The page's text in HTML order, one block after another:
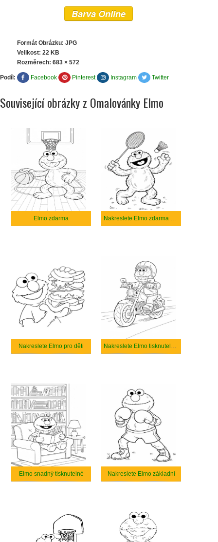
Barva Online
Formát Obrázku: JPG
Velikost: 22 KB
Rozměrech: 683 × 572
Podíl: Facebook Pinterest Instagram Twitter
Související obrázky z Omalovánky Elmo
Elmo zdarma Nakreslete Elmo zdarma snadný
Nakreslete Elmo pro děti Nakreslete Elmo tisknutelné pro děti
Elmo snadný tisknutelné Nakreslete Elmo základní